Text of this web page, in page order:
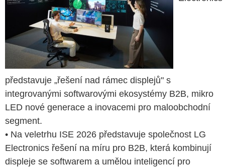
představuje „řešení nad rámec displejů" s
integrovanými softwarovými ekosystémy B2B, mikro
LED nové generace a inovacemi pro maloobchodní
segment.
• Na veletrhu ISE 2026 představuje společnost LG
Electronics řešení na míru pro B2B, která kombinují
displeje se softwarem a umělou inteligencí pro